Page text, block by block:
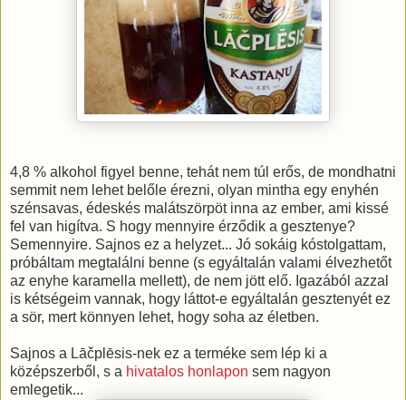
4,8 % alkohol figyel benne, tehát nem túl erős, de mondhatni
semmit nem lehet belőle érezni, olyan mintha egy enyhén
szénsavas, édeskés malátszörpöt inna az ember, ami kissé
fel van higítva. S hogy mennyire érződik a gesztenye?
Semennyire. Sajnos ez a helyzet... Jó sokáig kóstolgattam,
próbáltam megtalálni benne (s egyáltalán valami élvezhetőt
az enyhe karamella mellett), de nem jött elő. Igazából azzal
is kétségeim vannak, hogy láttot-e egyáltalán gesztenyét ez
a sör, mert könnyen lehet, hogy soha az életben.
Sajnos a Lāčplēsis-nek ez a terméke sem lép ki a
középszerből, s a hivatalos honlapon sem nagyon
emlegetik...